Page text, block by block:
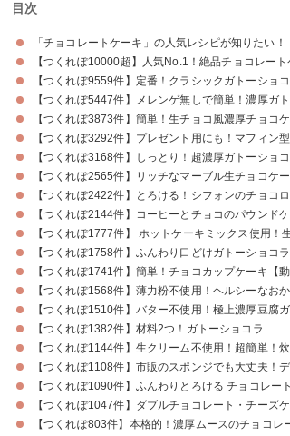
目次
「チョコレートケーキ」の人気レシピが知りたい！
【つくれぽ10000超】人気No.1！絶品チョコレート
【つくれぽ9559件】定番！クラシックガトーショ
【つくれぽ5447件】メレンゲ無しで簡単！濃厚ガ
【つくれぽ3873件】簡単！生チョコ風濃厚チョコケ
【つくれぽ3292件】プレゼント用にも！マフィン
【つくれぽ3168件】しっとり！超濃厚ガトーショ
【つくれぽ2565件】リッチなマーブル生チョコケ
【つくれぽ2422件】とろける！シフォンのチョコ
【つくれぽ2144件】コーヒーとチョコのパウンド
【つくれぽ1777件】 ホットケーキミックス使用！
【つくれぽ1758件】ふんわり口どけガトーショコラ
【つくれぽ1741件】簡単！チョコカップケーキ【動
【つくれぽ1568件】薄力粉不使用！ヘルシーなお
【つくれぽ1510件】バター不使用！極上濃厚豆腐
【つくれぽ1382件】材料2つ！ガトーショコラ
【つくれぽ1144件】生クリーム不使用！超簡単！
【つくれぽ1108件】市販のスポンジでも大丈夫！
【つくれぽ1090件】ふんわりとろける チョコレー
【つくれぽ1047件】ダブルチョコレート・チーズケ
【つくれぽ803件】本格的！濃厚ムースのチョコレ